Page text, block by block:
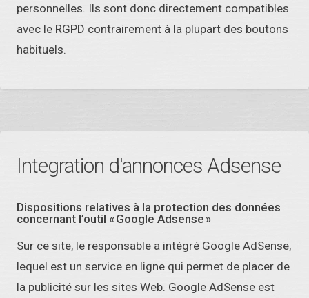
personnelles. Ils sont donc directement compatibles
avec le RGPD contrairement à la plupart des boutons
habituels.
Integration d'annonces Adsense
Dispositions relatives à la protection des données
concernant l’outil « Google Adsense »
Sur ce site, le responsable a intégré Google AdSense,
lequel est un service en ligne qui permet de placer de
la publicité sur les sites Web. Google AdSense est